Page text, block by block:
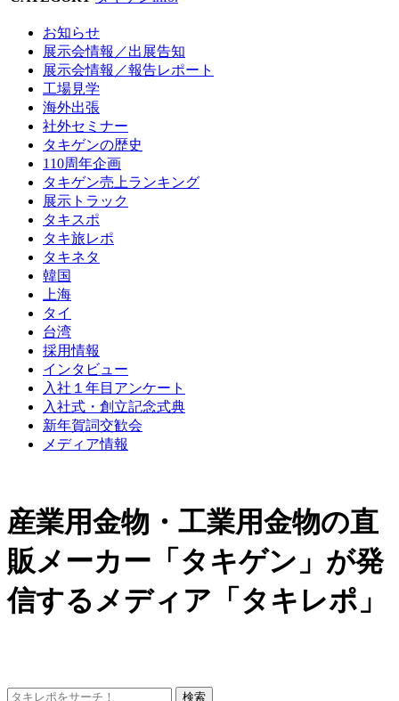
お知らせ
展示会情報／出展告知
展示会情報／報告レポート
工場見学
海外出張
社外セミナー
タキゲンの歴史
110周年企画
タキゲン売上ランキング
展示トラック
タキスポ
タキ旅レポ
タキネタ
韓国
上海
タイ
台湾
採用情報
インタビュー
入社１年目アンケート
入社式・創立記念式典
新年賀詞交歓会
メディア情報
産業用金物・工業用金物の直
販メーカー「タキゲン」が発
信するメディア「タキレポ」